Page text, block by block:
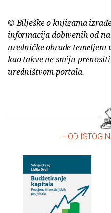
© Bilješke o knjigama
informacija dobivenih od
uredničke obrade temeljem
kao takve ne smiju
uredništvom portala.
– OD ISTOG